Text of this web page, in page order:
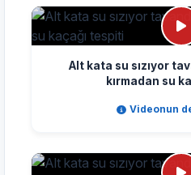
Alt kata su sızıyor
kırmadan su
Videonun